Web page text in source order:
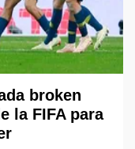
broken
la FIFA para